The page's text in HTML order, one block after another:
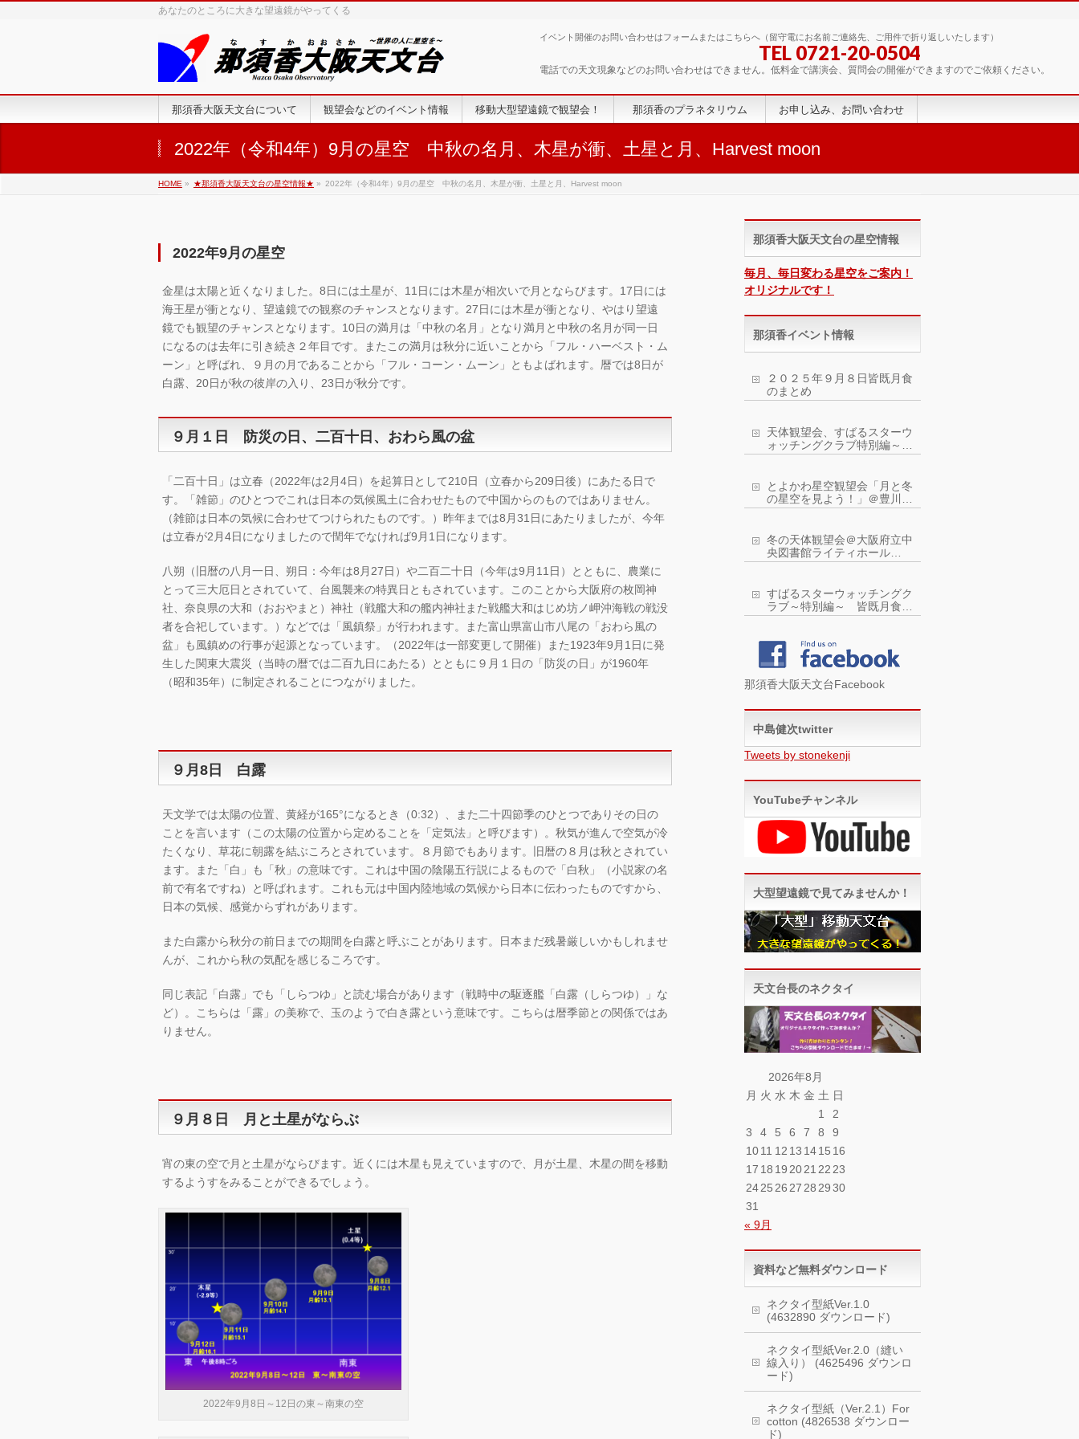
あなたのところに大きな望遠鏡がやってくる
イベント開催のお問い合わせはフォームまたはこちらへ（留守電にお名前ご連絡先、ご用件で折り返しいたします）
TEL 0721-20-0504
電話での天文現象などのお問い合わせはできません。低料金で講演会、質問会の開催ができますのでご依頼ください。
那須香大阪天文台について 観望会などのイベント情報 移動大型望遠鏡で観望会！ 那須香のプラネタリウム お申し込み、お問い合わせ
2022年（令和4年）9月の星空 中秋の名月、木星が衝、土星と月、Harvest moon
HOME » ★那須香大阪天文台の星空情報★ » 2022年（令和4年）9月の星空 中秋の名月、木星が衝、土星と月、Harvest moon
2022年9月の星空
金星は太陽と近くなりました。8日には土星が、11日には木星が相次いで月とならびます。17日には
海王星が衝となり、望遠鏡での観察のチャンスとなります。27日には木星が衝となり、やはり望遠
鏡でも観望のチャンスとなります。10日の満月は「中秋の名月」となり満月と中秋の名月が同一日
になるのは去年に引き続き２年目です。またこの満月は秋分に近いことから「フル・ハーベスト・ム
ーン」と呼ばれ、９月の月であることから「フル・コーン・ムーン」ともよばれます。暦では8日が
白露、20日が秋の彼岸の入り、23日が秋分です。
９月１日 防災の日、二百十日、おわら風の盆
「二百十日」は立春（2022年は2月4日）を起算日として210日（立春から209日後）にあたる日で
す。「雑節」のひとつでこれは日本の気候風土に合わせたもので中国からのものではありません。
（雑節は日本の気候に合わせてつけられたものです。）昨年までは8月31日にあたりましたが、今年
は立春が2月4日になりましたので閏年でなければ9月1日になります。
八朔（旧暦の八月一日、朔日：今年は8月27日）や二百二十日（今年は9月11日）とともに、農業に
とって三大厄日とされていて、台風襲来の特異日ともされています。このことから大阪府の枚岡神
社、奈良県の大和（おおやまと）神社（戦艦大和の艦内神社また戦艦大和はじめ坊ノ岬沖海戦の戦没
者を合祀しています。）などでは「風鎮祭」が行われます。また富山県富山市八尾の「おわら風の
盆」も風鎮めの行事が起源となっています。（2022年は一部変更して開催）また1923年9月1日に発
生した関東大震災（当時の暦では二百九日にあたる）とともに９月１日の「防災の日」が1960年
（昭和35年）に制定されることにつながりました。
９月8日 白露
天文学では太陽の位置、黄経が165°になるとき（0:32）、また二十四節季のひとつでありその日の
ことを言います（この太陽の位置から定めることを「定気法」と呼びます）。秋気が進んで空気が冷
たくなり、草花に朝露を結ぶころとされています。８月節でもあります。旧暦の８月は秋とされてい
ます。また「白」も「秋」の意味です。これは中国の陰陽五行説によるもので「白秋」（小説家の名
前で有名ですね）と呼ばれます。これも元は中国内陸地域の気候から日本に伝わったものですから、
日本の気候、感覚からずれがあります。
また白露から秋分の前日までの期間を白露と呼ぶことがあります。日本まだ残暑厳しいかもしれませ
んが、これから秋の気配を感じるころです。
同じ表記「白露」でも「しらつゆ」と読む場合があります（戦時中の駆逐艦「白露（しらつゆ）」な
ど）。こちらは「露」の美称で、玉のようで白き露という意味です。こちらは暦季節との関係ではあ
りません。
９月８日 月と土星がならぶ
宵の東の空で月と土星がならびます。近くには木星も見えていますので、月が土星、木星の間を移動
するようすをみることができるでしょう。
2022年9月8日～12日の東～南東の空
那須香大阪天文台の星空情報
毎月、毎日変わる星空をご案内！
オリジナルです！
那須香イベント情報
２０２５年９月８日皆既月食
のまとめ
天体観望会、すばるスターウ
ォッチングクラブ特別編～皆
既月食を観察しよう！
とよかわ星空観望会「月と冬
の星空を見よう！」＠豊川市
ジオスペース館：令和４年２
冬の天体観望会＠大阪府立中
央図書館ライティホール
2022年2月11日（金・祝）
すばるスターウォッチングク
ラブ～特別編～ 皆既月食に
近い？！部分月食を観察しよ
那須香大阪天文台Facebook
中島健次twitter
Tweets by stonekenji
YouTubeチャンネル
大型望遠鏡で見てみませんか！
天文台長のネクタイ
2026年8月
月 火 水 木 金 土 日
1
2
3
4 5 6 7 8
9
1011 12 13 1415 16
17 18 19 2021 22 23
2425 26 27 28 2930
31
« 9月
資料など無料ダウンロード
ネクタイ型紙Ver.1.0
(4632890 ダウンロード)
ネクタイ型紙Ver.2.0（縫い
線入り） (4625496 ダウンロ
ード)
ネクタイ型紙（Ver.2.1）For
cotton (4826538 ダウンロー
ド)